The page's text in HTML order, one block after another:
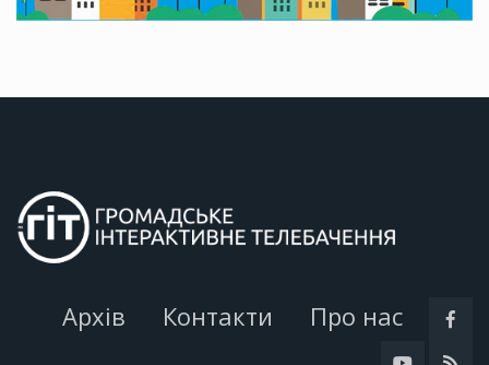
Архів Контакти Про нас